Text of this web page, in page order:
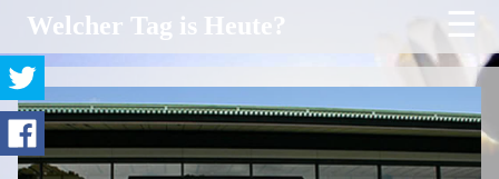
Welcher Tag is Heute? ☰